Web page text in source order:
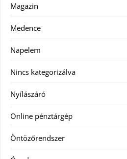
Magazin
Medence
Napelem
Nincs kategorizálva
Nyílászáró
Online pénztárgép
Öntözőrendszer